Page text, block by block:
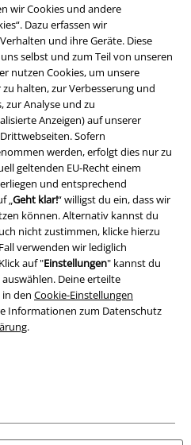
wir Cookies und andere
Dazu erfassen wir
und ihre Geräte. Diese
selbst und zum Teil von unseren
nutzen Cookies, um unsere
halten, zur Verbesserung und
zur Analyse und zu
Anzeigen) auf unserer
Sofern
werden, erfolgt dies nur zu
geltenden EU-Recht einem
und entsprechend
„Geht klar!“ willigst du ein, dass wir
können. Alternativ kannst du
nicht zustimmen, klicke hierzu
verwenden wir lediglich
auf "Einstellungen" kannst du
Deine erteilte
den Cookie-Einstellungen
Informationen zum Datenschutz
.